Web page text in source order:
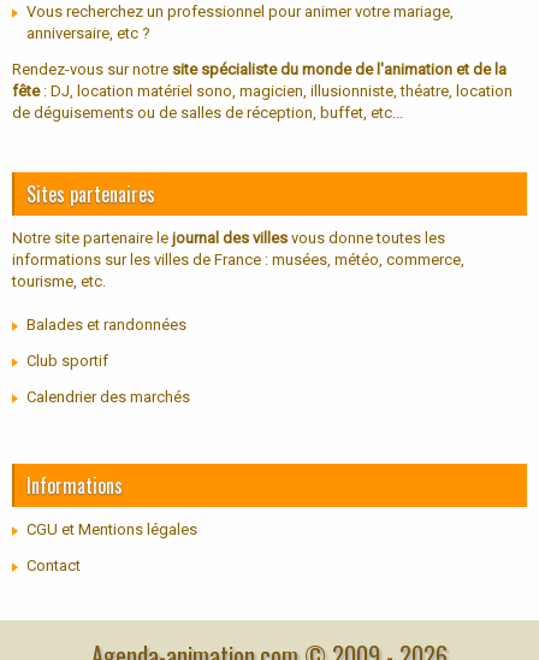
Vous recherchez un professionnel pour animer votre mariage,
anniversaire, etc ?
Rendez-vous sur notre site spécialiste du monde de l'animation et de la
fête: DJ, location matériel sono, magicien, illusionniste, théatre, location
de déguisements ou de salles de réception, buffet, etc...
Sites partenaires
Notre site partenaire le journal des villes vous donne toutes les
informations sur les villes de France : musées, météo, commerce,
tourisme, etc.
Balades et randonnées
Club sportif
Calendrier des marchés
Informations
CGU et Mentions légales
Contact